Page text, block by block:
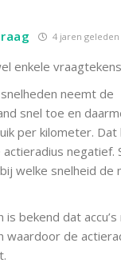
4 jaren geleden
enkele
neemt de
snel toe en
per kilometer.
actieradius negatief.
welke snelheid de
is bekend dat
waardoor de